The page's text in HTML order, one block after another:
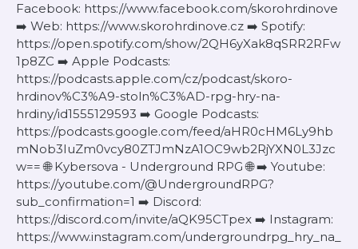
Facebook: https://www.facebook.com/skorohrdinove
➡️ Web: https://www.skorohrdinove.cz ➡️ Spotify:
https://open.spotify.com/show/2QH6yXak8qSRR2RFw
1p8ZC ➡️ Apple Podcasts:
https://podcasts.apple.com/cz/podcast/skoro-
hrdinov%C3%A9-stoln%C3%AD-rpg-hry-na-
hrdiny/id1555129593 ➡️ Google Podcasts:
https://podcasts.google.com/feed/aHR0cHM6Ly9hb
mNob3IuZm0vcy80ZTJmNzA1OC9wb2RjYXN0L3Jzc
w== 🌐 Kybersova - Underground RPG 🌐 ➡️ Youtube:
https://youtube.com/@UndergroundRPG?
sub_confirmation=1 ➡️ Discord:
https://discord.com/invite/aQK95CTpex ➡️ Instagram:
https://www.instagram.com/undergroundrpg_hry_na_